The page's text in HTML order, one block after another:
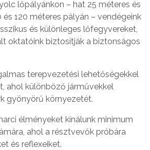
lőpályánkon – hat 25 méteres és
és 120 méteres pályán – vendégeink
és különleges lőfegyvereket,
oktatóink biztosítják a biztonságos
terepvezetési lehetőségekkel
ahol különböző járművekkel
gyönyörű környezetét.
élményeket kínálunk minimum
ahol a résztvevők próbára
és reflexeiket.